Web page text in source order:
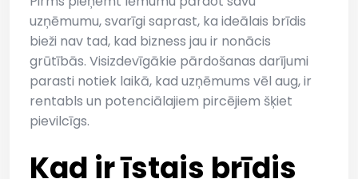
uzņēmumu, svarīgi saprast, ka ideālais brīdis
bieži nav tad, kad bizness jau ir nonācis
grūtībās. Visizdevīgākie pārdošanas darījumi
parasti notiek laikā, kad uzņēmums vēl aug, ir
rentabls un potenciālajiem pircējiem šķiet
pievilcīgs.
Kad ir īstais brīdis